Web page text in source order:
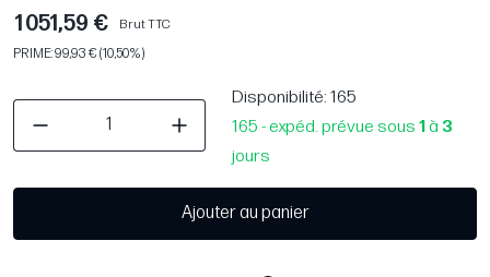
1 051,59 €
Brut TTC
PRIME: 99,93 € (10,50%)
Disponibilité: 165
165 - expéd. prévue sous 1à 3
jours
Ajouter au panier